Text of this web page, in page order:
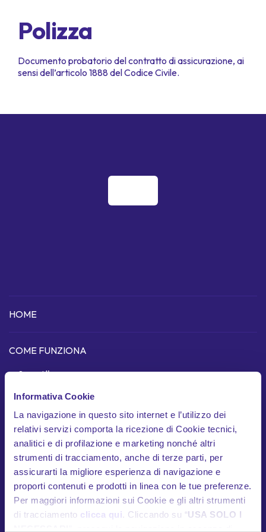
Informativa Cookie
La navigazione in questo sito internet e l’utilizzo dei
relativi servizi comporta la ricezione di Cookie tecnici,
analitici e di profilazione e marketing nonché altri
strumenti di tracciamento, anche di terze parti, per
assicurarti la migliore esperienza di navigazione e
proporti contenuti e prodotti in linea con le tue preferenze.
Per maggiori informazioni sui Cookie e gli altri strumenti
di tracciamento clicca qui . Cliccando su “USA SOLO I
Polizza
Documento probatorio del contratto di assicurazione, ai
sensi dell’articolo 1888 del Codice Civile.
HOME
COME FUNZIONA
Scopri l'app
Dispositivo telematico
In cosa siamo unici
Garanzie
Documenti contrattuali
HELP
Contatti utili